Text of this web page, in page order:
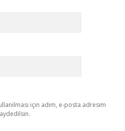
için adım, e-posta adresim